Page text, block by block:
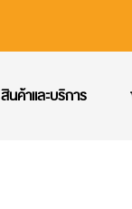
สินค้าและบริการ